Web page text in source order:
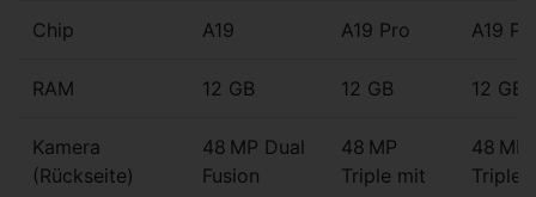
Chip A19 A19 Pro A19
RAM 12 GB 12 GB 12 GB
Kamera
(Rückseite)
48 MP Dual
Fusion
48 MP
Triple mit
48 MP
Triple